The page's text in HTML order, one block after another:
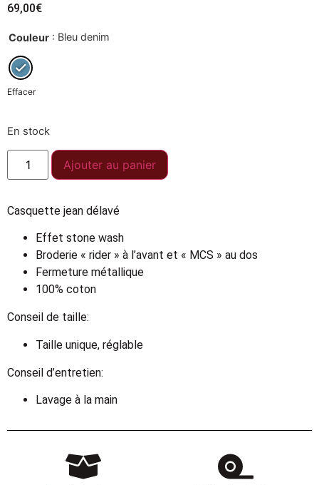
69,00€
Couleur : Bleu denim
Effacer
En stock
Ajouter au panier
Casquette jean délavé
Effet stone wash
Broderie « rider » à l’avant et « MCS » au dos
Fermeture métallique
100% coton
Conseil de taille:
Taille unique, réglable
Conseil d’entretien:
Lavage à la main